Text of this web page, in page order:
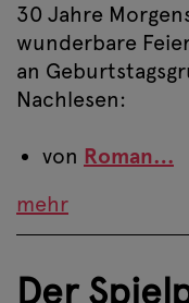
30 Jahre
wunderbare
an
Nachlesen:
von Roman…
mehr
Der